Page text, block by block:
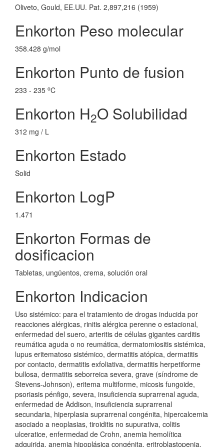
Oliveto, Gould, EE.UU. Pat. 2,897,216 (1959)
Enkorton Peso molecular
358.428 g/mol
Enkorton Punto de fusion
233 - 235 oC
Enkorton H2O Solubilidad
312 mg / L
Enkorton Estado
Solid
Enkorton LogP
1.471
Enkorton Formas de
dosificacion
Tabletas, ungüentos, crema, solución oral
Enkorton Indicacion
Uso sistémico: para el tratamiento de drogas inducida por
reacciones alérgicas, rinitis alérgica perenne o estacional,
enfermedad del suero, arteritis de células gigantes carditis
reumática aguda o no reumática, dermatomiositis sistémica,
lupus eritematoso sistémico, dermatitis atópica, dermatitis
por contacto, dermatitis exfoliativa, dermatitis herpetiforme
bullosa, dermatitis seborreica severa, grave (síndrome de
Stevens-Johnson), eritema multiforme, micosis fungoide,
psoriasis pénfigo, severa, insuficiencia suprarrenal aguda,
enfermedad de Addison, insuficiencia suprarrenal
secundaria, hiperplasia suprarrenal congénita, hipercalcemia
asociado a neoplasias, tiroiditis no supurativa, colitis
ulceratice, enfermedad de Crohn, anemia hemolítica
adquirida, anemia hipoplásica congénita, eritroblastopenia,